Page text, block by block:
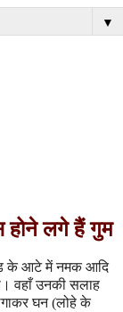
▼
होने लगे हैं गुम
के आटे में नमक आदि
वहाँ उनकी सलाह
घन (लोहे के